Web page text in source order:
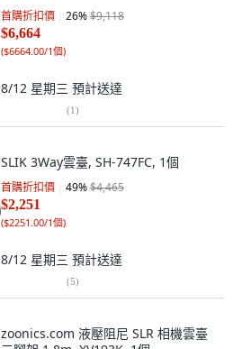
首購折扣價 26%$9,118
$6,664
($6664.00/1個)
8/12 星期三 預計送達
(1)
SLIK 3Way雲臺, SH-747FC, 1個
首購折扣價 49%$4,465
$2,251
($2251.00/1個)
8/12 星期三 預計送達
(5)
zoonics.com 液壓阻尼 SLR 相機雲臺